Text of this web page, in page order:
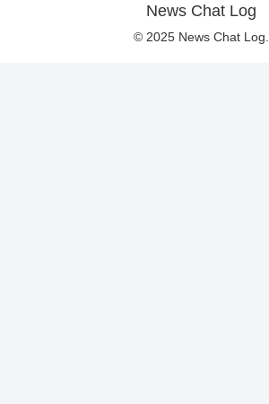
News Chat Log
© 2025 News Chat Log.